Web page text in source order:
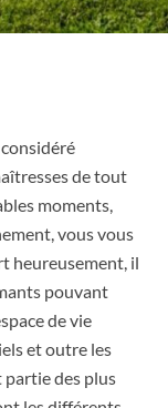
de tout
moments,
vous vous
heureusement, il
pouvant
de vie
et outre les
partie des plus